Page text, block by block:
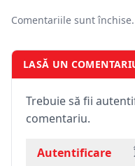
Comentariile sunt închise.
LASĂ UN
Trebuie să fii
comentariu.
Autentificare